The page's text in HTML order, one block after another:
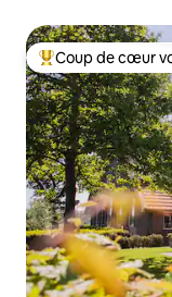
Coups de cœur
Coup de cœur